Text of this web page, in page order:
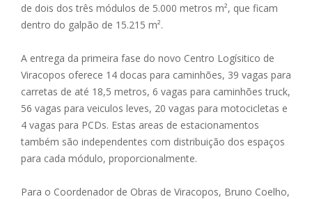
de dois dos três módulos de 5.000 metros m², que ficam
dentro do galpão de 15.215 m².
A entrega da primeira fase do novo Centro Logísitico de
Viracopos oferece 14 docas para caminhões, 39 vagas para
carretas de até 18,5 metros, 6 vagas para caminhões truck,
56 vagas para veiculos leves, 20 vagas para motocicletas e
4 vagas para PCDs. Estas areas de estacionamentos
também são independentes com distribuição dos espaços
para cada módulo, proporcionalmente.
Para o Coordenador de Obras de Viracopos, Bruno Coelho,